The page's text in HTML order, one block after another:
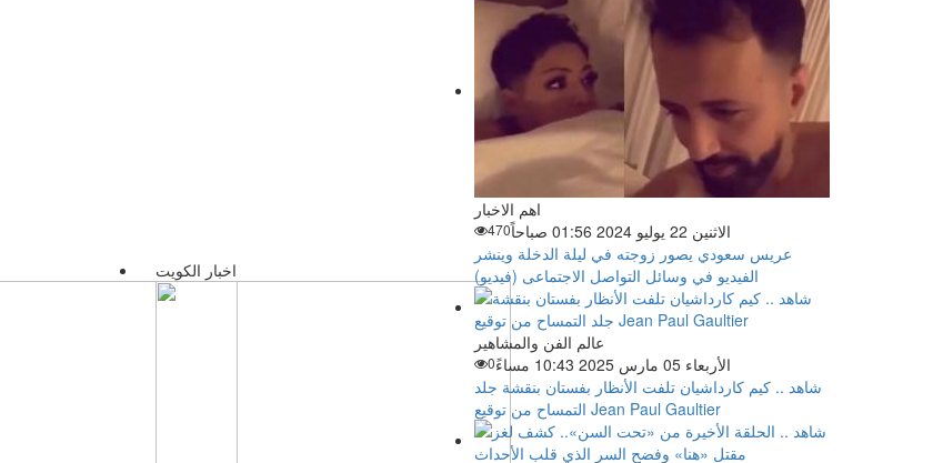
اخبار الكويت
اهم الاخبار
الاثنين 22 يوليو 2024 01:56 صباحاً
470
عريس سعودي يصور زوجته في ليلة الدخلة وينشر
الفيديو في وسائل التواصل الاجتماعى (فيديو)
عالم الفن والمشاهير
الأربعاء 05 مارس 2025 10:43 مساءً
0
شاهد .. كيم كارداشيان تلفت الأنظار بفستان بنقشة جلد
التمساح من توقيع Jean Paul Gaultier